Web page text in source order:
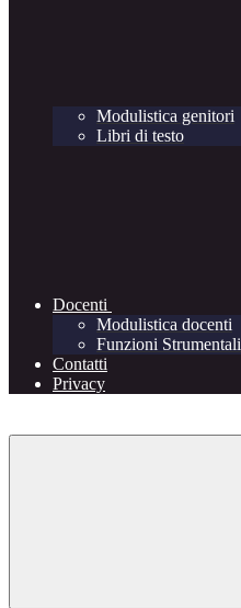
Modulistica genitori
Libri di testo
Docenti
Modulistica docenti
Funzioni Strumentali
Contatti
Privacy